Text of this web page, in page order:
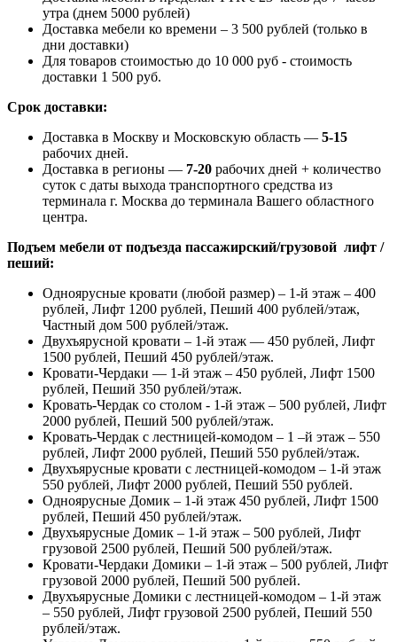
утра (днем 5000 рублей)
Доставка мебели ко времени – 3 500 рублей (только в
дни доставки)
Для товаров стоимостью до 10 000 руб - стоимость
доставки 1 500 руб.
Срок доставки:
Доставка в Москву и Московскую область — 5-15
рабочих дней.
Доставка в регионы — 7-20 рабочих дней + количество
суток с даты выхода транспортного средства из
терминала г. Москва до терминала Вашего областного
центра.
Подъем мебели от подъезда пассажирский/грузовой лифт /
пеший:
Одноярусные кровати (любой размер) – 1-й этаж – 400
рублей, Лифт 1200 рублей, Пеший 400 рублей/этаж,
Частный дом 500 рублей/этаж.
Двухъярусной кровати – 1-й этаж — 450 рублей, Лифт
1500 рублей, Пеший 450 рублей/этаж.
Кровати-Чердаки — 1-й этаж – 450 рублей, Лифт 1500
рублей, Пеший 350 рублей/этаж.
Кровать-Чердак со столом - 1-й этаж – 500 рублей, Лифт
2000 рублей, Пеший 500 рублей/этаж.
Кровать-Чердак с лестницей-комодом – 1 –й этаж – 550
рублей, Лифт 2000 рублей, Пеший 550 рублей/этаж.
Двухъярусные кровати с лестницей-комодом – 1-й этаж
550 рублей, Лифт 2000 рублей, Пеший 550 рублей.
Одноярусные Домик – 1-й этаж 450 рублей, Лифт 1500
рублей, Пеший 450 рублей/этаж.
Двухъярусные Домик – 1-й этаж – 500 рублей, Лифт
грузовой 2500 рублей, Пеший 500 рублей/этаж.
Кровати-Чердаки Домики – 1-й этаж – 500 рублей, Лифт
грузовой 2000 рублей, Пеший 500 рублей.
Двухъярусные Домики с лестницей-комодом – 1-й этаж
– 550 рублей, Лифт грузовой 2500 рублей, Пеший 550
рублей/этаж.